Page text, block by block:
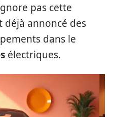
pas cette
déjà annoncé des
dans le
électriques.